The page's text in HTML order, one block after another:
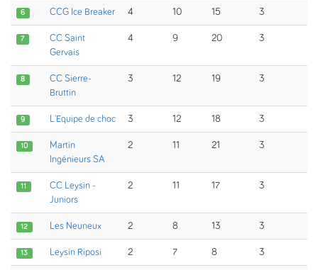
6 CCG Ice Breaker 4 10 15 3
7
CC Saint
Gervais
4 9 20 3
8
CC Sierre-
Bruttin
3 12 19 3
9 L'Equipe de choc 3 12 18 3
10
Martin
Ingénieurs SA
2 11 21 3
11
CC Leysin -
Juniors
2 11 17 3
12 Les Neuneux 2 8 13 3
13 Leysin Riposi 2 7 8 3